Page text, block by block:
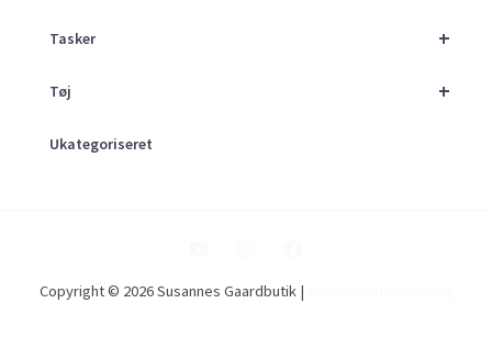
+
Tasker
+
Tøj
Ukategoriseret
Copyright © 2026 Susannes Gaardbutik |